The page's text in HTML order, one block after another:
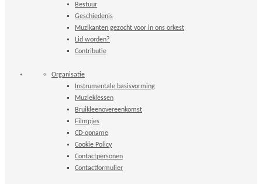
Bestuur
Geschiedenis
Muzikanten gezocht voor in ons orkest
Lid worden?
Contributie
Organisatie
Instrumentale basisvorming
Muzieklessen
Bruikleenovereenkomst
Filmpjes
CD-opname
Cookie Policy
Contactpersonen
Contactformulier